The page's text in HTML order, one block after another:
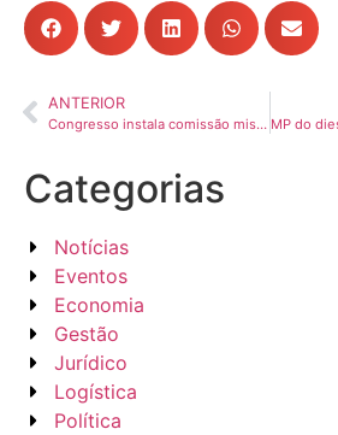
ANTERIOR
Congresso instala comissão mista para analisar mudanças na renovação da CNH
Categorias
Notícias
Eventos
Economia
Gestão
Jurídico
Logística
Política